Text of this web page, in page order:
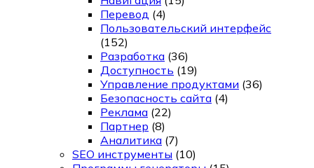
Перевод (4)
Пользовательский интерфейс
(152)
Разработка (36)
Доступность (19)
Управление продуктами (36)
Безопасность сайта (4)
Реклама (22)
Партнер (8)
Аналитика (7)
SEO инструменты (10)